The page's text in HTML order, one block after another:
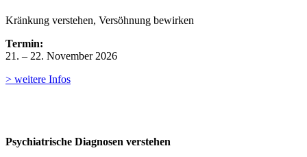
Kränkung verstehen, Versöhnung bewirken
Termin:
21. – 22. November 2026
> weitere Infos
Psychiatrische Diagnosen verstehen